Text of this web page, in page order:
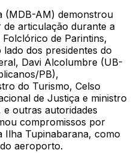
(MDB-AM) demonstrou
articulação durante a
Folclórico de Parintins,
dos presidentes do
Davi Alcolumbre (UB-
PB),
do Turismo, Celso
de Justiça e ministro
outras autoridades
compromissos por
Ilha Tupinabarana, como
aeroporto.